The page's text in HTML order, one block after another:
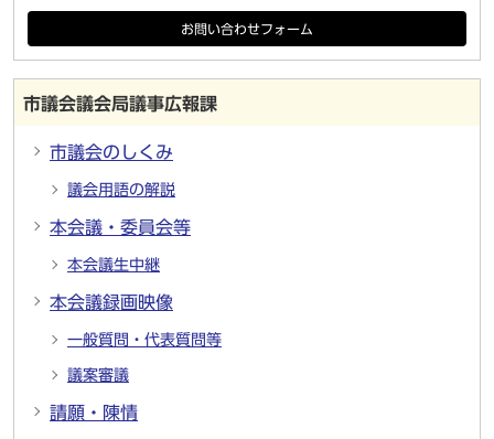
お問い合わせフォーム
市議会議会局議事広報課
市議会のしくみ
議会用語の解説
本会議・委員会等
本会議生中継
本会議録画映像
一般質問・代表質問等
議案審議
請願・陳情